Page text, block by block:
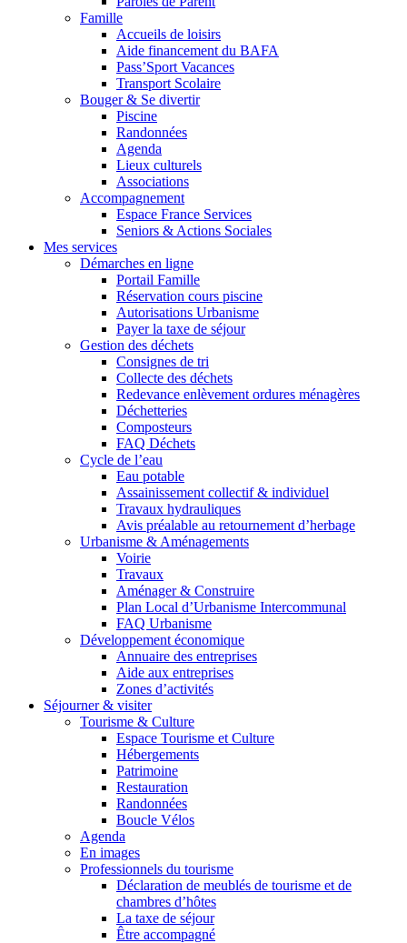
Famille
Accueils de loisirs
Aide financement du BAFA
Pass’Sport Vacances
Transport Scolaire
Bouger & Se divertir
Piscine
Randonnées
Agenda
Lieux culturels
Associations
Accompagnement
Espace France Services
Seniors & Actions Sociales
Mes services
Démarches en ligne
Portail Famille
Réservation cours piscine
Autorisations Urbanisme
Payer la taxe de séjour
Gestion des déchets
Consignes de tri
Collecte des déchets
Redevance enlèvement ordures ménagères
Déchetteries
Composteurs
FAQ Déchets
Cycle de l’eau
Eau potable
Assainissement collectif & individuel
Travaux hydrauliques
Avis préalable au retournement d’herbage
Urbanisme & Aménagements
Voirie
Travaux
Aménager & Construire
Plan Local d’Urbanisme Intercommunal
FAQ Urbanisme
Développement économique
Annuaire des entreprises
Aide aux entreprises
Zones d’activités
Séjourner & visiter
Tourisme & Culture
Espace Tourisme et Culture
Hébergements
Patrimoine
Restauration
Randonnées
Boucle Vélos
Agenda
En images
Professionnels du tourisme
Déclaration de meublés de tourisme et de
chambres d’hôtes
La taxe de séjour
Être accompagné